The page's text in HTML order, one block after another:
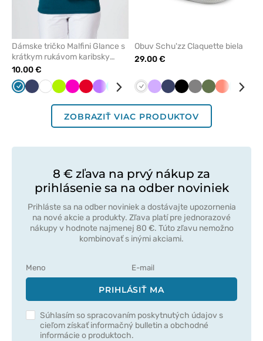
Dámske tričko Malfini Glance s
krátkym rukávom karibsky
modrá
10.00 €
KaribskáNámornícky
BielaLimetková
Malinová
ČervenáFialováTyrkysová
Mátová
TmavoČierna
Obuv Schu'zz Claquette biela
29.00 €
Biela Levandulová
Námornícky
ČiernaTmavoOlivkováKoralová
Aqua
ZOBRAZIŤ VIAC PRODUKTOV
8 € zľava na prvý nákup za
prihlásenie sa na odber noviniek
Prihláste sa na odber noviniek a dostávajte upozornenia
na nové akcie a produkty. Zľava platí pre jednorazové
nákupy v hodnote najmenej 80 €. Túto zľavu nemožno
kombinovať s inými akciami.
PRIHLÁSIŤ MA
Súhlasím so spracovaním poskytnutých údajov s
cieľom získať informačný bulletin a obchodné
informácie o produktoch.